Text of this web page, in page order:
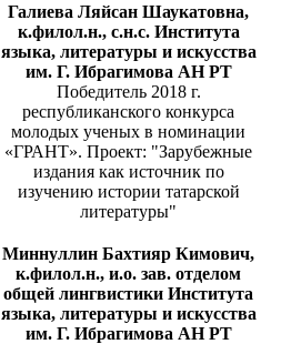
Галиева Ляйсан Шаукатовна,
к.филол.н., с.н.с. Института
языка, литературы и искусства
им. Г. Ибрагимова АН РТ
Победитель 2018 г.
республиканского конкурса
молодых ученых в номинации
«ГРАНТ». Проект: "Зарубежные
издания как источник по
изучению истории татарской
литературы"
Миннуллин Бахтияр Кимович,
к.филол.н., и.о. зав. отделом
общей лингвистики Института
языка, литературы и искусства
им. Г. Ибрагимова АН РТ